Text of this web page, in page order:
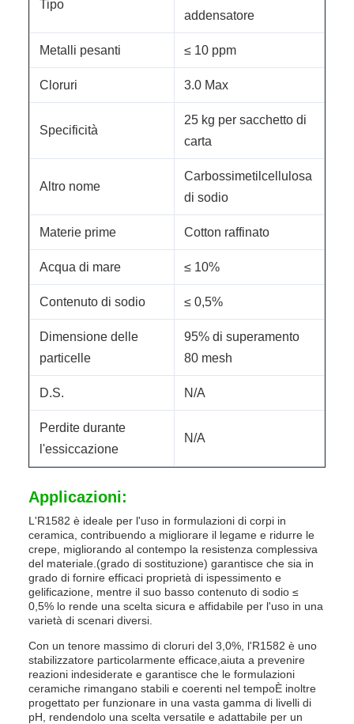
Tipo
addensatore
Metalli pesanti ≤ 10 ppm
Cloruri 3.0 Max
Specificità
25 kg per sacchetto di
carta
Altro nome
Carbossimetilcellulosa
di sodio
Materie prime Cotton raffinato
Acqua di mare ≤ 10%
Contenuto di sodio ≤ 0,5%
Dimensione delle
particelle
95% di superamento
80 mesh
D.S. N/A
Perdite durante
l'essiccazione
N/A
Applicazioni:
L'R1582 è ideale per l'uso in formulazioni di corpi in
ceramica, contribuendo a migliorare il legame e ridurre le
crepe, migliorando al contempo la resistenza complessiva
del materiale.(grado di sostituzione) garantisce che sia in
grado di fornire efficaci proprietà di ispessimento e
gelificazione, mentre il suo basso contenuto di sodio ≤
0,5% lo rende una scelta sicura e affidabile per l'uso in una
varietà di scenari diversi.
Con un tenore massimo di cloruri del 3,0%, l'R1582 è uno
stabilizzatore particolarmente efficace,aiuta a prevenire
reazioni indesiderate e garantisce che le formulazioni
ceramiche rimangano stabili e coerenti nel tempoÈ inoltre
progettato per funzionare in una vasta gamma di livelli di
pH, rendendolo una scelta versatile e adattabile per un